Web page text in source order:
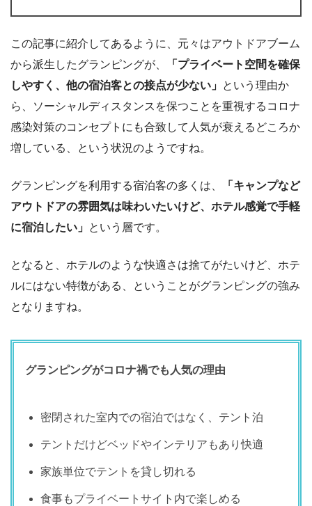
この記事に紹介してあるように、元々はアウトドアブーム
から派生したグランピングが、
「プライベート空間を確保
しやすく、他の宿泊客との接点が少ない」 という理由か
ら、ソーシャルディスタンスを保つことを重視するコロナ
感染対策のコンセプトにも合致して人気が衰えるどころか
増している、という状況のようですね。
グランピングを利用する宿泊客の多くは、
「キャンプなど
アウトドアの雰囲気は味わいたいけど、ホテル感覚で手軽
に宿泊したい」 という層です。
となると、ホテルのような快適さは捨てがたいけど、ホテ
ルにはない特徴がある、ということがグランピングの強み
となりますね。
グランピングがコロナ禍でも人気の理由
密閉された室内での宿泊ではなく、テント泊
テントだけどベッドやインテリアもあり快適
家族単位でテントを貸し切れる
食事もプライベートサイト内で楽しめる